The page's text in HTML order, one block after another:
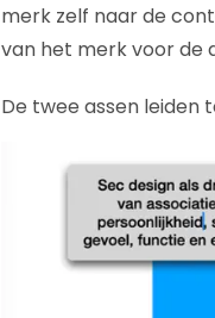
merk zelf naar de
van het merk voor de
De twee assen leiden